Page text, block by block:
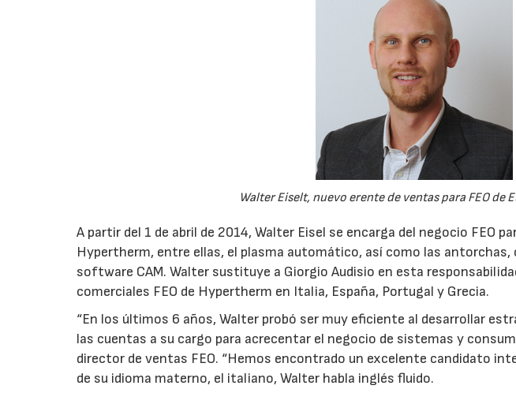
Walter Eiselt, nuevo erente de ventas para FEO de
A partir del 1 de abril de 2014, Walter Eisel se encarga del negocio FEO
Hypertherm, entre ellas, el plasma automático, así como las
software CAM. Walter sustituye a Giorgio Audisio en esta
comerciales FEO de Hypertherm en Italia, España, Portugal y Grecia.
“En los últimos 6 años, Walter probó ser muy eficiente al desarrollar
las cuentas a su cargo para acrecentar el negocio de sistemas y
director de ventas FEO. “Hemos encontrado un excelente candidato
de su idioma materno, el italiano, Walter habla inglés fluido.